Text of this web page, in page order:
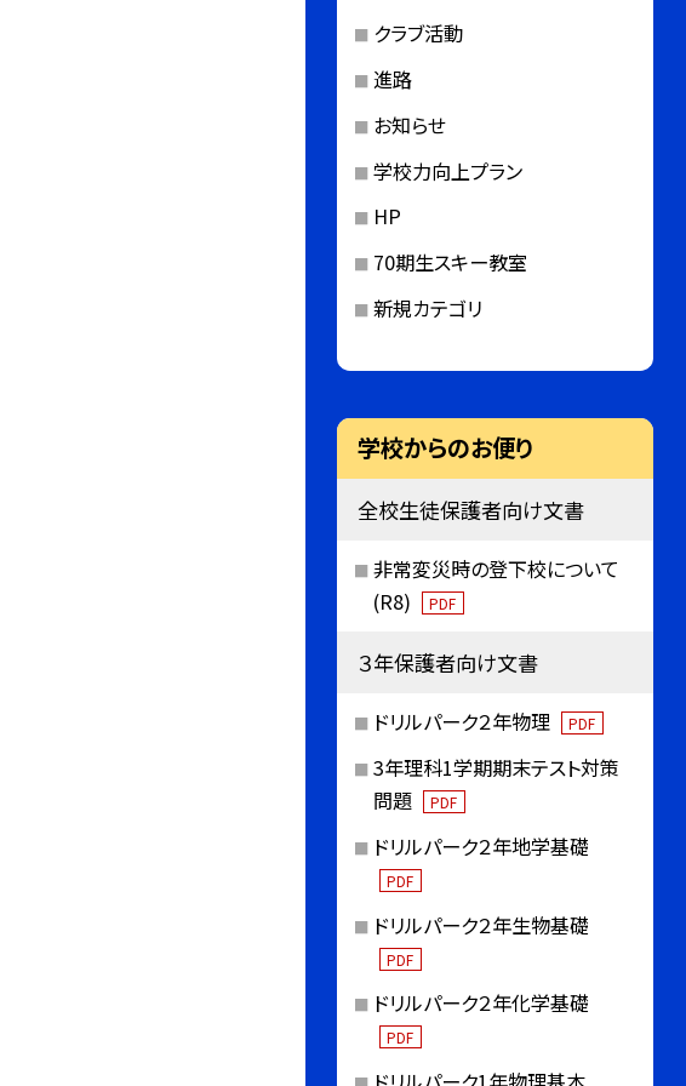
クラブ活動
進路
お知らせ
学校力向上プラン
HP
70期生スキー教室
新規カテゴリ
学校からのお便り
全校生徒保護者向け文書
非常変災時の登下校について
(R8)
PDF
３年保護者向け文書
ドリルパーク２年物理 PDF
3年理科1学期期末テスト対策
問題
PDF
ドリルパーク２年地学基礎
PDF
ドリルパーク２年生物基礎
PDF
ドリルパーク２年化学基礎
PDF